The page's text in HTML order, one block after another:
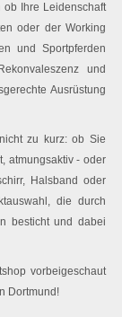
Ihre Leidenschaft
oder der Working
und Sportpferden
und
Ausrüstung
zu kurz: ob Sie
atmungsaktiv - oder
Halsband oder
die durch
besticht und dabei
vorbeigeschaut
Dortmund!